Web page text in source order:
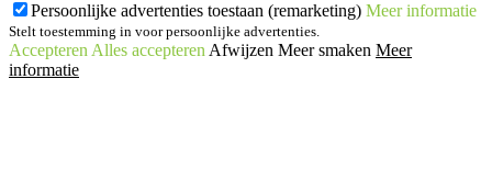
Persoonlijke advertenties toestaan (remarketing) Meer informatie
Stelt toestemming in voor persoonlijke advertenties.
Accepteren Alles accepteren Afwijzen Meer smaken Meer
informatie